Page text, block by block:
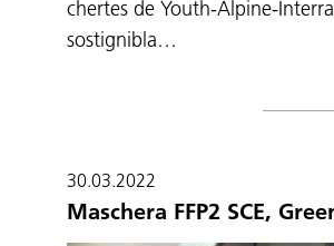
chertes de Youth-Alpine-
sostignibla…
30.03.2022
Maschera FFP2 SCE,